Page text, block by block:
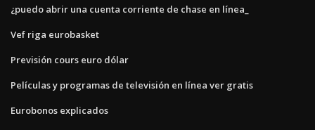
¿puedo abrir una cuenta corriente de chase en línea_
Vef riga eurobasket
Previsión cours euro dólar
Películas y programas de televisión en línea ver gratis
Eurobonos explicados